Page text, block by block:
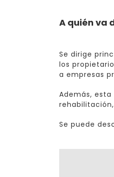
A quién va
Se dirige
los
a empresas
Además,
Se puede